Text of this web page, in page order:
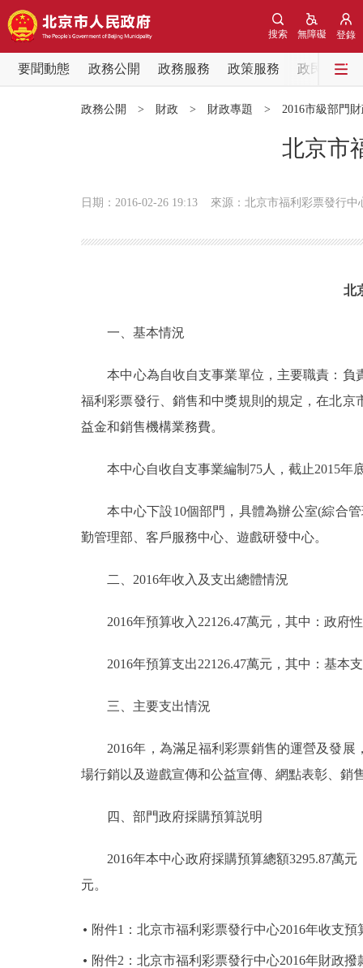
登錄
無障礙
搜索
要聞動態 政務公開 政務服務 政策服務
政民互動
決策公開
便民服務
仲介服務
政民互動
12345網上接訴即辦
多語種
ENGLISH
政務公開 > 財政 > 財政專題 > 2016市級部門
北京市
日期：2016-02-26 19:13 來源：北京市福利彩票發行中
北
一、基本情況
本中心為自收自支事業單位，主要職責：負
福利彩票發行、銷售和中獎規則的規定，在北
益金和銷售機構業務費。
本中心自收自支事業編制75人，截止2015年
本中心下設10個部門，具體為辦公室(綜合管
勤管理部、客戶服務中心、遊戲研發中心。
二、2016年收入及支出總體情況
2016年預算收入22126.47萬元，其中：政府性
2016年預算支出22126.47萬元，其中：基本支
三、主要支出情況
2016年，為滿足福利彩票銷售的運營及發展
場行銷以及遊戲宣傳和公益宣傳、網點表彰、銷
四、部門政府採購預算説明
2016年本中心政府採購預算總額3295.87萬元
元。
附件1：北京市福利彩票發行中心2016年收支預
附件2：北京市福利彩票發行中心2016年財政撥